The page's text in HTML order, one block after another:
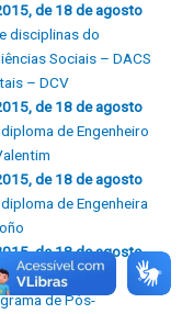
de 18 de agosto
disciplinas do
Sociais – DACS
– DCV
de 18 de agosto
de Engenheiro
de 18 de agosto
de Engenheira
de 18 de agosto
e inclusão de
de Pós-